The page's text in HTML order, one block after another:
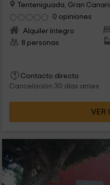
Tenteniguada, Gran
0 opiniones
Alquiler íntegro
8 personas
Contacto directo
Cancelación 30 días antes
VER